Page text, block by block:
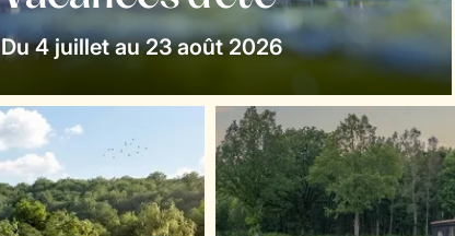
Du 4 juillet au 23 août 2026